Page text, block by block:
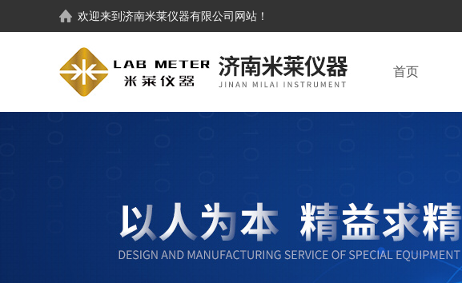
欢迎来到济南米莱仪器有限公司 网站！
首页